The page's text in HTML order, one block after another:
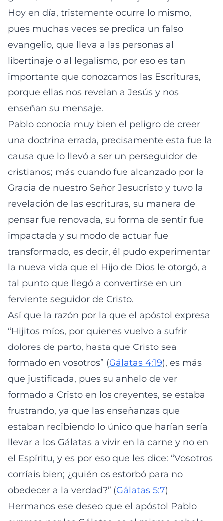
Hoy en día, tristemente ocurre lo mismo,
pues muchas veces se predica un falso
evangelio, que lleva a las personas al
libertinaje o al legalismo, por eso es tan
importante que conozcamos las Escrituras,
porque ellas nos revelan a Jesús y nos
enseñan su mensaje.
Pablo conocía muy bien el peligro de creer
una doctrina errada, precisamente esta fue la
causa que lo llevó a ser un perseguidor de
cristianos; más cuando fue alcanzado por la
Gracia de nuestro Señor Jesucristo y tuvo la
revelación de las escrituras, su manera de
pensar fue renovada, su forma de sentir fue
impactada y su modo de actuar fue
transformado, es decir, él pudo experimentar
la nueva vida que el Hijo de Dios le otorgó, a
tal punto que llegó a convertirse en un
ferviente seguidor de Cristo.
Así que la razón por la que el apóstol expresa
“Hijitos míos, por quienes vuelvo a sufrir
dolores de parto, hasta que Cristo sea
formado en vosotros” (Gálatas 4:19), es más
que justificada, pues su anhelo de ver
formado a Cristo en los creyentes, se estaba
frustrando, ya que las enseñanzas que
estaban recibiendo lo único que harían sería
llevar a los Gálatas a vivir en la carne y no en
el Espíritu, y es por eso que les dice: “Vosotros
corríais bien; ¿quién os estorbó para no
obedecer a la verdad?” (Gálatas 5:7)
Hermanos ese deseo que el apóstol Pablo